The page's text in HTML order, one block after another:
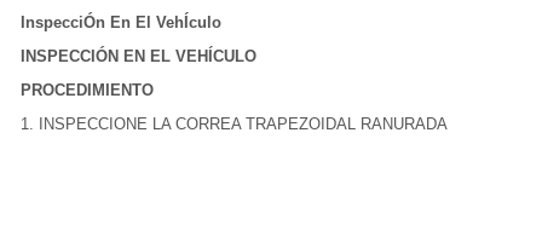
InspecciÓn En El VehÍculo
INSPECCIÓN EN EL VEHÍCULO
PROCEDIMIENTO
1. INSPECCIONE LA CORREA TRAPEZOIDAL RANURADA